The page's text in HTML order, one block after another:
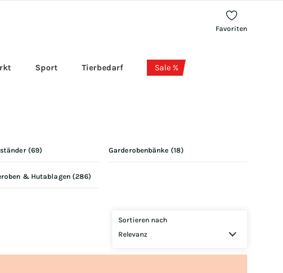
Favoriten
Sport Tierbedarf Sale %
(69) Garderobenbänke (18)
& Hutablagen(286)
Sortieren nach
Relevanz